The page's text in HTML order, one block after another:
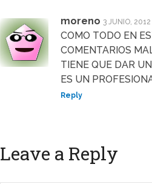
moreno 3 JUNIO, 2012
COMO TODO EN
COMENTARIOS
TIENE QUE DAR
ES UN
Reply
Leave a Reply